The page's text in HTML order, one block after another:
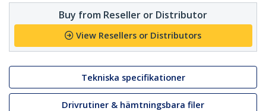
Buy from Reseller or Distributor
View Resellers or Distributors
Tekniska specifikationer
Drivrutiner & hämtningsbara filer